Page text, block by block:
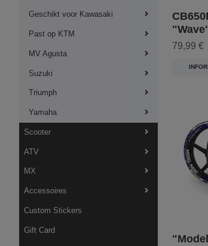
Geschikt voor Kawasaki
Past op KTM
MV Agusta
Suzuki
Triumph
Yamaha
Scooter
ATV
MX
Accessoires
Custom Stickers
Gift Card
79,99 €